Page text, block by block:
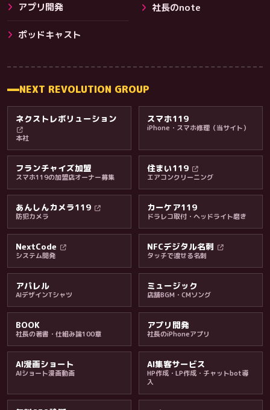
その他サービス
料金・保証・ご案内
アプリ開発 社長のnote
ポッドキャスト
NEXT REVOLUTION GROUP
ネクストレボリューション
本社
スマホ119
iPhone・スマホ修理（当サイト）
フランチャイズ加盟
スマホ119の加盟店オーナー募集
住まい119
エアコンクリーニング
あんしんカメラ119
防犯カメラ
カーケア119
ドラレコ取付・ヘッドライト磨き
NextCode
システム開発
NFCデジタル名刺
タッチで渡せる名刺
アパレル
AIデザインTシャツ
ミュージック
店舗BGM・CMソング
BOOK
社長の著書・仕組み論100章
アプリ開発
社長のiPhoneアプリ
AI漫画ショート
AIショート漫画動画
AI集客サービス
HP作成・LP作成・チャットbot導
入